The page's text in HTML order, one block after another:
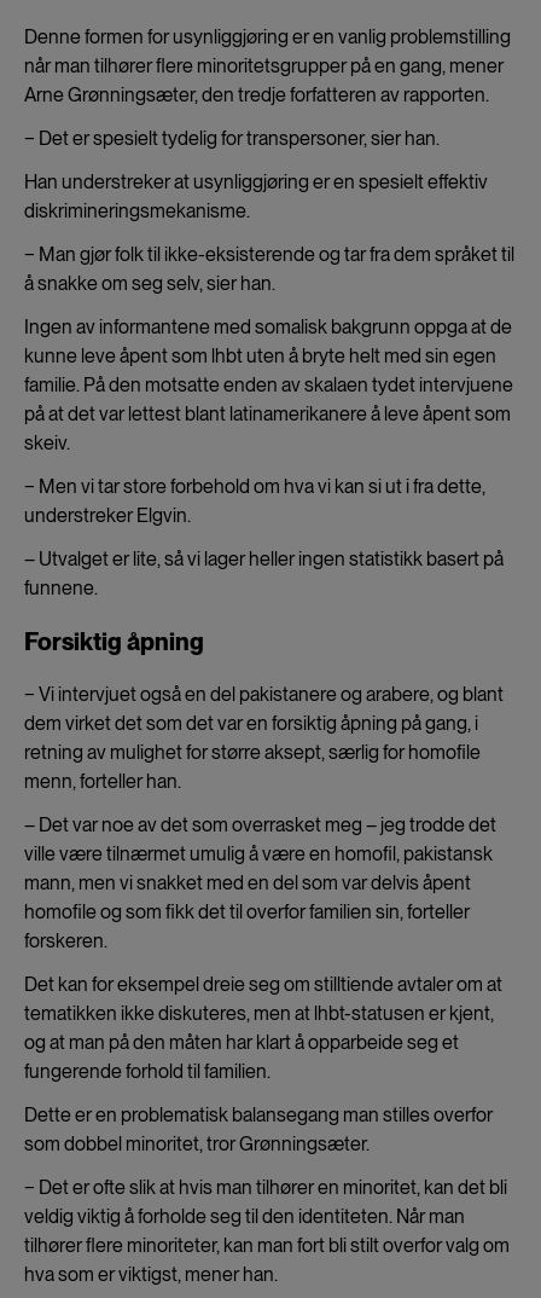
Denne formen for usynliggjøring er en vanlig problemstilling
når man tilhører flere minoritetsgrupper på en gang, mener
Arne Grønningsæter, den tredje forfatteren av rapporten.
− Det er spesielt tydelig for transpersoner, sier han.
Han understreker at usynliggjøring er en spesielt effektiv
diskrimineringsmekanisme.
− Man gjør folk til ikke-eksisterende og tar fra dem språket til
å snakke om seg selv, sier han.
Ingen av informantene med somalisk bakgrunn oppga at de
kunne leve åpent som lhbt uten å bryte helt med sin egen
familie. På den motsatte enden av skalaen tydet intervjuene
på at det var lettest blant latinamerikanere å leve åpent som
skeiv.
− Men vi tar store forbehold om hva vi kan si ut i fra dette,
understreker Elgvin.
– Utvalget er lite, så vi lager heller ingen statistikk basert på
funnene.
Forsiktig åpning
− Vi intervjuet også en del pakistanere og arabere, og blant
dem virket det som det var en forsiktig åpning på gang, i
retning av mulighet for større aksept, særlig for homofile
menn, forteller han.
– Det var noe av det som overrasket meg – jeg trodde det
ville være tilnærmet umulig å være en homofil, pakistansk
mann, men vi snakket med en del som var delvis åpent
homofile og som fikk det til overfor familien sin, forteller
forskeren.
Det kan for eksempel dreie seg om stilltiende avtaler om at
tematikken ikke diskuteres, men at lhbt-statusen er kjent,
og at man på den måten har klart å opparbeide seg et
fungerende forhold til familien.
Dette er en problematisk balansegang man stilles overfor
som dobbel minoritet, tror Grønningsæter.
− Det er ofte slik at hvis man tilhører en minoritet, kan det bli
veldig viktig å forholde seg til den identiteten. Når man
tilhører flere minoriteter, kan man fort bli stilt overfor valg om
hva som er viktigst, mener han.